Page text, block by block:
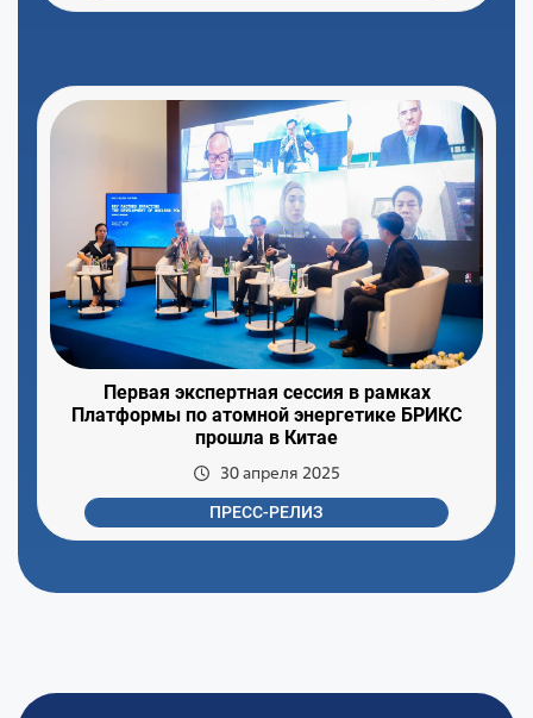
Первая экспертная сессия в рамках
Платформы по атомной энергетике БРИКС
прошла в Китае
30 апреля 2025
ПРЕСС-РЕЛИЗ